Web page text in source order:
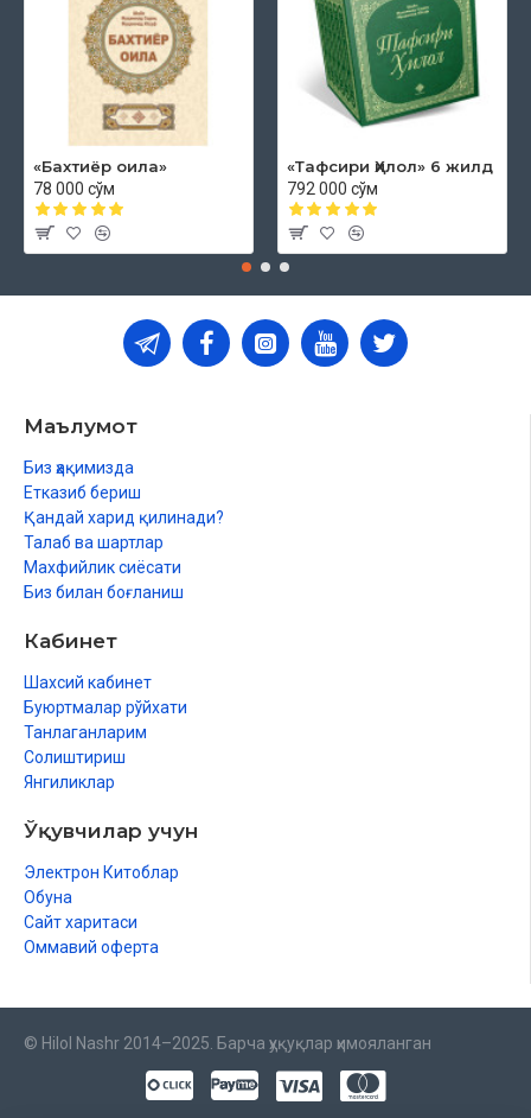
«Бахтиёр оила»
78 000 сўм
«Тафсири Ҳилол» 6 жилд
792 000 сўм
Маълумот
Биз ҳақимизда
Етказиб бериш
Қандай харид қилинади?
Талаб ва шартлар
Махфийлик сиёсати
Биз билан боғланиш
Кабинет
Шахсий кабинет
Буюртмалар рўйхати
Танлаганларим
Солиштириш
Янгиликлар
Ўқувчилар учун
Электрон Китоблар
Обуна
Сайт харитаси
Оммавий оферта
© Hilol Nashr 2014–2025. Барча ҳуқуқлар ҳимояланган